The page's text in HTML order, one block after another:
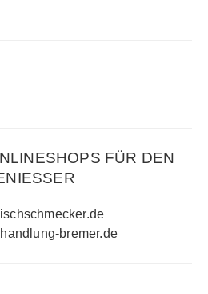
FÜR DEN
bremer.de